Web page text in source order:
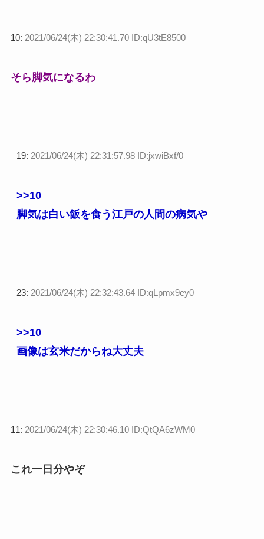
10: 2021/06/24(木) 22:30:41.70 ID:qU3tE8500
そら脚気になるわ
19: 2021/06/24(木) 22:31:57.98 ID:jxwiBxf/0
>>10
脚気は白い飯を食う江戸の人間の病気や
23: 2021/06/24(木) 22:32:43.64 ID:qLpmx9ey0
>>10
画像は玄米だからね大丈夫
11: 2021/06/24(木) 22:30:46.10 ID:QtQA6zWM0
これ一日分やぞ